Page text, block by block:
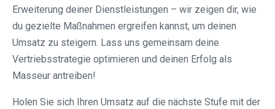
Erweiterung deiner Dienstleistungen – wir zeigen dir, wie
du gezielte Maßnahmen ergreifen kannst, um deinen
Umsatz zu steigern. Lass uns gemeinsam deine
Vertriebsstrategie optimieren und deinen Erfolg als
Masseur antreiben!
Holen Sie sich Ihren Umsatz auf die nächste Stufe mit der